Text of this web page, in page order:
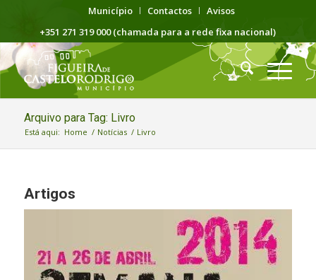
Município Contactos
Avisos
+351 271 319 000 (chamada para a rede fixa nacional)
Arquivo para Tag: Livro
Está aqui: Home / Notícias / Livro
Artigos